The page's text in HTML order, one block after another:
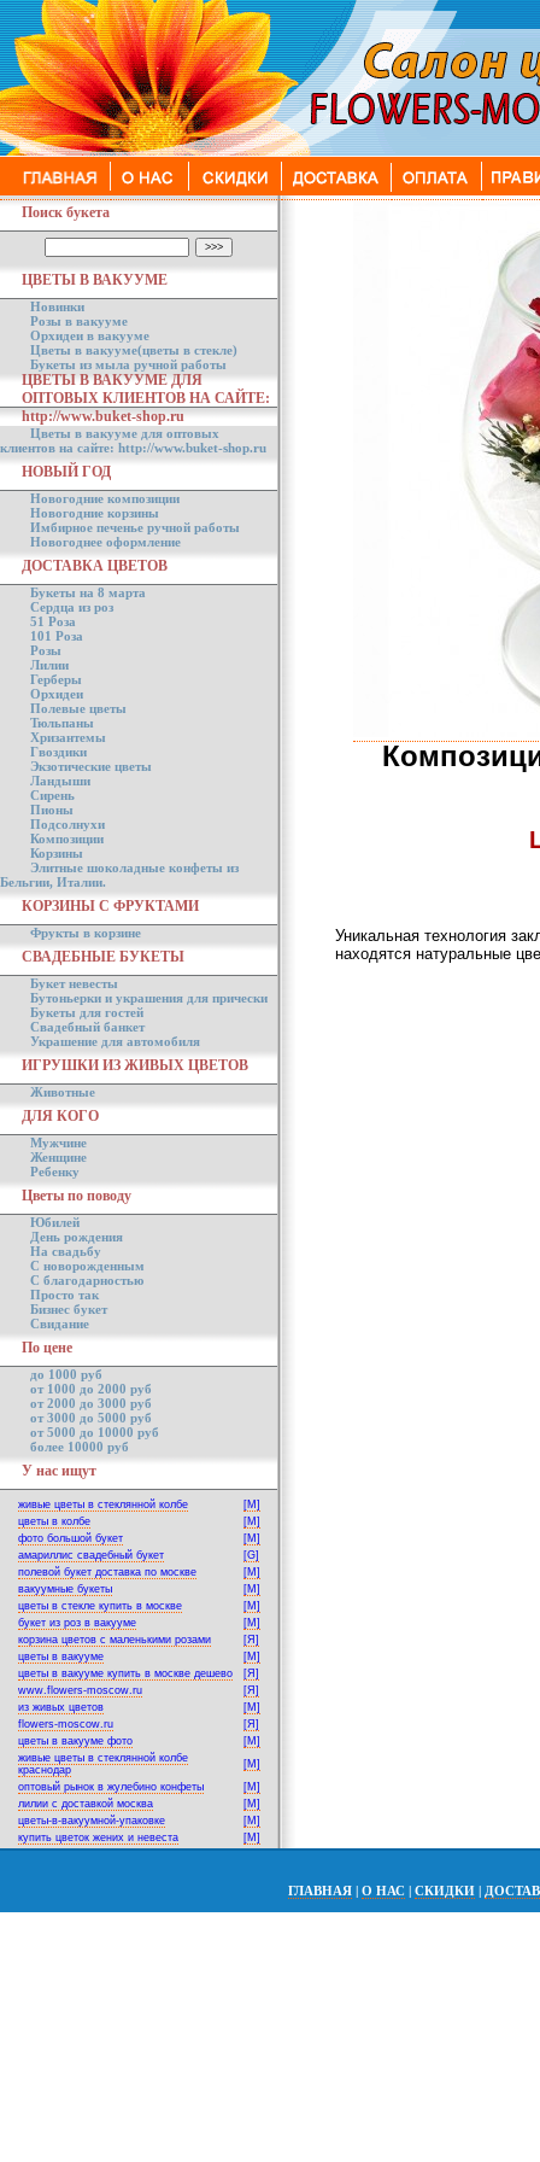
Поиск букета
ЦВЕТЫ В ВАКУУМЕ
Новинки
Розы в вакууме
Орхидеи в вакууме
Цветы в вакууме(цветы в стекле)
Букеты из мыла ручной работы
ЦВЕТЫ В ВАКУУМЕ ДЛЯ
ОПТОВЫХ КЛИЕНТОВ НА САЙТЕ:
http://www.buket-shop.ru
Цветы в вакууме для оптовых
клиентов на сайте: http://www.buket-shop.ru
НОВЫЙ ГОД
Новогодние композиции
Новогодние корзины
Имбирное печенье ручной работы
Новогоднее оформление
ДОСТАВКА ЦВЕТОВ
Букеты на 8 марта
Сердца из роз
51 Роза
101 Роза
Розы
Лилии
Герберы
Орхидеи
Полевые цветы
Тюльпаны
Хризантемы
Гвоздики
Экзотические цветы
Ландыши
Сирень
Пионы
Подсолнухи
Композиции
Корзины
Элитные шоколадные конфеты из
Бельгии, Италии.
КОРЗИНЫ С ФРУКТАМИ
Фрукты в корзине
СВАДЕБНЫЕ БУКЕТЫ
Букет невесты
Бутоньерки и украшения для прически
Букеты для гостей
Свадебный банкет
Украшение для автомобиля
ИГРУШКИ ИЗ ЖИВЫХ ЦВЕТОВ
Животные
ДЛЯ КОГО
Мужчине
Женщине
Ребенку
Цветы по поводу
Юбилей
День рождения
На свадьбу
С новорожденным
С благодарностью
Просто так
Бизнес букет
Свидание
По цене
до 1000 руб
от 1000 до 2000 руб
от 2000 до 3000 руб
от 3000 до 5000 руб
от 5000 до 10000 руб
более 10000 руб
У нас ищут
живые цветы в стеклянной колбе
[M]
цветы в колбе
[M]
фото большой букет
[M]
амариллис свадебный букет
[G]
полевой букет доставка по москве
[M]
вакуумные букеты
[M]
цветы в стекле купить в москве
[M]
букет из роз в вакууме
[M]
корзина цветов с маленькими розами
[Я]
цветы в вакууме
[M]
цветы в вакууме купить в москве дешево
[Я]
www.flowers-moscow.ru
[Я]
из живых цветов
[M]
flowers-moscow.ru
[Я]
цветы в вакууме фото
[M]
живые цветы в стеклянной колбе
краснодар
[M]
оптовый рынок в жулебино конфеты
[M]
лилии с доставкой москва
[M]
цветы-в-вакуумной-упаковке
[M]
купить цветок жених и невеста
[M]
Уникальная технология
находятся натуральные
ГЛАВНАЯ | О НАС | СКИДКИ |